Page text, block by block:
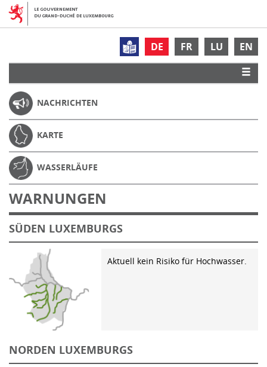
DE FR LU EN
NACHRICHTEN
KARTE
WASSERLÄUFE
WARNUNGEN
SÜDEN LUXEMBURGS
Aktuell kein Risiko für Hochwasser.
NORDEN LUXEMBURGS